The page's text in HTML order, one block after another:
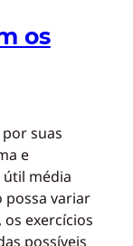
os
suas
e
útil média
possa variar
exercícios
possíveis